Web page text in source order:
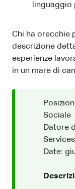
linguaggio
Chi ha orecchie
descrizione
esperienze
in un mare di
Sociale
Datore
Services
Date: